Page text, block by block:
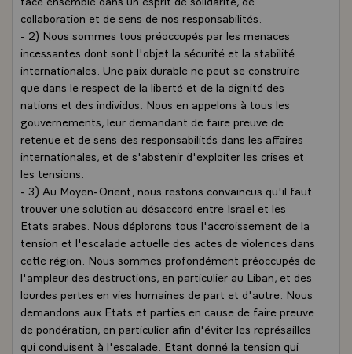
collaboration et de sens de nos responsabilités.
- 2) Nous sommes tous préoccupés par les menaces
incessantes dont sont l'objet la sécurité et la stabilité
internationales. Une paix durable ne peut se construire
que dans le respect de la liberté et de la dignité des
nations et des individus. Nous en appelons à tous les
gouvernements, leur demandant de faire preuve de
retenue et de sens des responsabilités dans les affaires
internationales, et de s'abstenir d'exploiter les crises et
les tensions.
- 3) Au Moyen-Orient, nous restons convaincus qu'il faut
trouver une solution au désaccord entre Israel et les
Etats arabes. Nous déplorons tous l'accroissement de la
tension et l'escalade actuelle des actes de violences dans
cette région. Nous sommes profondément préoccupés de
l'ampleur des destructions, en particulier au Liban, et des
lourdes pertes en vies humaines de part et d'autre. Nous
demandons aux Etats et parties en cause de faire preuve
de pondération, en particulier afin d'éviter les représailles
qui conduisent à l'escalade. Etant donné la tension qui